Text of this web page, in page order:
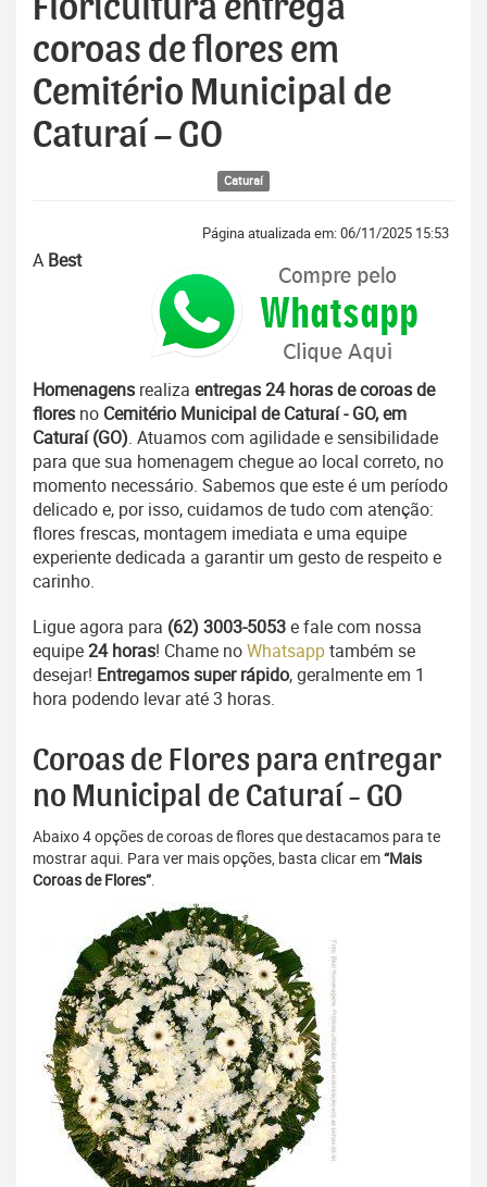
Floricultura entrega
coroas de flores em
Cemitério Municipal de
Caturaí – GO
Caturaí
Página atualizada em: 06/11/2025 15:53
A Best
Homenagens realiza entregas 24 horas de coroas de
flores no Cemitério Municipal de Caturaí - GO, em
Caturaí (GO). Atuamos com agilidade e sensibilidade
para que sua homenagem chegue ao local correto, no
momento necessário. Sabemos que este é um período
delicado e, por isso, cuidamos de tudo com atenção:
flores frescas, montagem imediata e uma equipe
experiente dedicada a garantir um gesto de respeito e
carinho.
Ligue agora para (62) 3003-5053e fale com nossa
equipe24 horas! Chame noWhatsapptambém se
desejar! Entregamos super rápido, geralmente em 1
hora podendo levar até 3 horas.
Coroas de Flores para entregar
no Municipal de Caturaí - GO
Abaixo 4 opções de coroas de flores que destacamos para te
mostrar aqui. Para ver mais opções, basta clicar em“Mais
Coroas de Flores”.